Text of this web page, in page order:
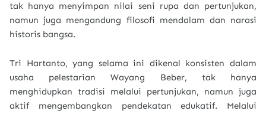
tak hanya menyimpan nilai seni rupa dan pertunjukan,
namun juga mengandung filosofi mendalam dan narasi
historis bangsa.
Tri Hartanto, yang selama ini dikenal konsisten dalam
usaha pelestarian Wayang Beber, tak hanya
menghidupkan tradisi melalui pertunjukan, namun juga
aktif mengembangkan pendekatan edukatif. Melalui